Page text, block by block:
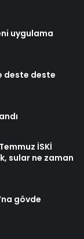
uygulama
deste deste
İSKİ
sular ne zaman
gövde